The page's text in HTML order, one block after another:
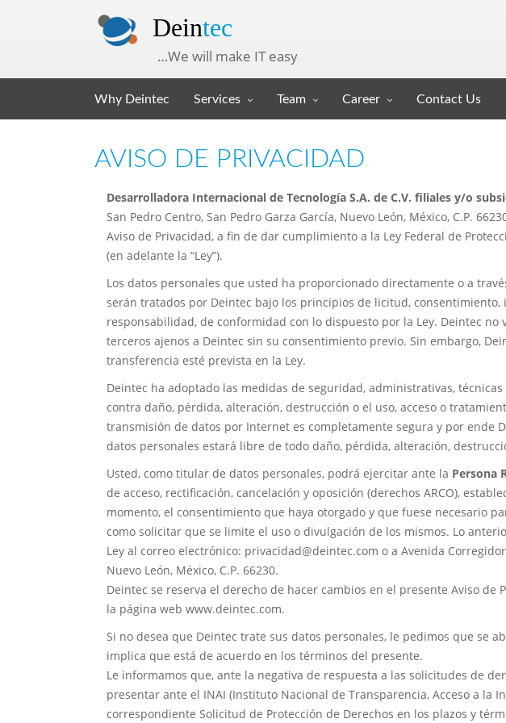
Deintec
…We will make IT easy
Why Deintec Services Team Career Contact Us
AVISO DE PRIVACIDAD
Desarrolladora Internacional de Tecnología S.A. de C.V. filiales y/o
San Pedro Centro, San Pedro Garza García, Nuevo León, México, C.P.
Aviso de Privacidad, a fin de dar cumplimiento a la Ley Federal de
(en adelante la “Ley”).
Los datos personales que usted ha proporcionado directamente o a
serán tratados por Deintec bajo los principios de licitud,
responsabilidad, de conformidad con lo dispuesto por la Ley. Deintec
terceros ajenos a Deintec sin su consentimiento previo. Sin embargo,
transferencia esté prevista en la Ley.
Deintec ha adoptado las medidas de seguridad, administrativas,
contra daño, pérdida, alteración, destrucción o el uso, acceso o
transmisión de datos por Internet es completamente segura y por ende
datos personales estará libre de todo daño, pérdida, alteración,
Usted, como titular de datos personales, podrá ejercitar ante la Persona
de acceso, rectificación, cancelación y oposición (derechos ARCO),
momento, el consentimiento que haya otorgado y que fuese necesario
como solicitar que se limite el uso o divulgación de los mismos. Lo
Ley al correo electrónico: privacidad@deintec.com o a Avenida
Nuevo León, México, C.P. 66230.
Deintec se reserva el derecho de hacer cambios en el presente Aviso
la página web www.deintec.com.
Si no desea que Deintec trate sus datos personales, le pedimos que se
implica que está de acuerdo en los términos del presente.
Le informamos que, ante la negativa de respuesta a las solicitudes de
presentar ante el INAI (Instituto Nacional de Transparencia, Acceso a la
correspondiente Solicitud de Protección de Derechos en los plazos y